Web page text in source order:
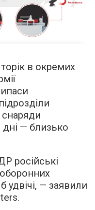
торік в окремих
снаряди
дні — близько
російські
оборонних
удвічі, — заявили